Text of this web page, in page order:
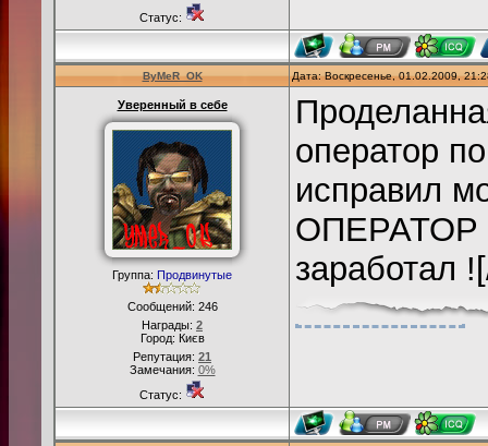
Статус:
ByMeR_OK Дата: Воскресенье, 01.02.2009,
Уверенный в себе
Группа: Продвинутые
Сообщений: 246
Награды: 2
Город: Києв
Репутация: 21
Замечания: 0%
Статус:
оператор
исправил
ОПЕРАТОР
заработал